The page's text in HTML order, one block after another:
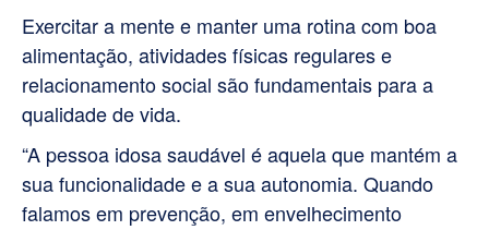
Exercitar a mente e manter uma rotina com boa
alimentação, atividades físicas regulares e
relacionamento social são fundamentais para a
qualidade de vida.
“A pessoa idosa saudável é aquela que mantém a
sua funcionalidade e a sua autonomia. Quando
falamos em prevenção, em envelhecimento